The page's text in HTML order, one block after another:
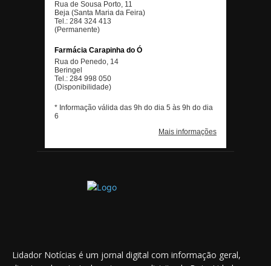
Lidador Notícias é um jornal digital com informação geral,